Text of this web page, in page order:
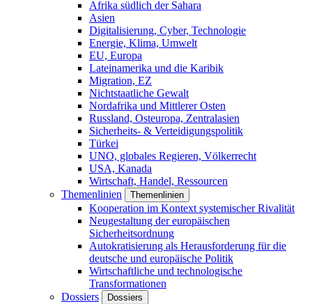
Afrika südlich der Sahara
Asien
Digitalisierung, Cyber, Technologie
Energie, Klima, Umwelt
EU, Europa
Lateinamerika und die Karibik
Migration, EZ
Nichtstaatliche Gewalt
Nordafrika und Mittlerer Osten
Russland, Osteuropa, Zentralasien
Sicherheits- & Verteidigungspolitik
Türkei
UNO, globales Regieren, Völkerrecht
USA, Kanada
Wirtschaft, Handel, Ressourcen
Themenlinien
Themenlinien
Kooperation im Kontext systemischer Rivalität
Neugestaltung der europäischen
Sicherheitsordnung
Autokratisierung als Herausforderung für die
deutsche und europäische Politik
Wirtschaftliche und technologische
Transformationen
Dossiers
Dossiers